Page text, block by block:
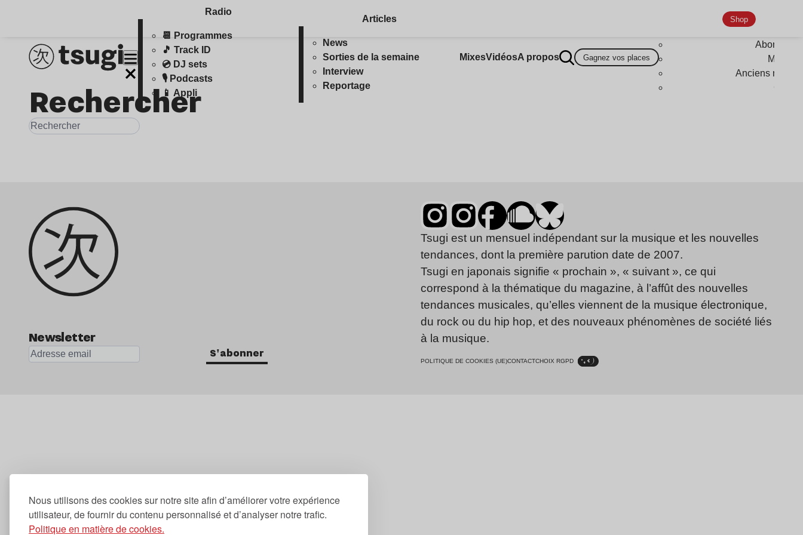
Nous utilisons des cookies sur notre site afin d’améliorer votre expérience
utilisateur, de fournir du contenu personnalisé et d’analyser notre trafic.
Politique en matière de cookies.
Radio
📆 Programmes
🎵 Track ID
💿 DJ sets
🎙️ Podcasts
📱 Appli
Articles
News
Sorties de la semaine
Interview
Reportage
MixesVidéosA propos Gagnez vos places
Shop
Anciens
Rechercher
Newsletter
S'abonner
Tsugi est un mensuel indépendant sur la musique et les nouvelles
tendances, dont la première parution date de 2007.
Tsugi en japonais signifie « prochain », « suivant », ce qui
correspond à la thématique du magazine, à l’affût des nouvelles
tendances musicales, qu’elles viennent de la musique électronique,
du rock ou du hip hop, et des nouveaux phénomènes de société liés
à la musique.
POLITIQUE DE COOKIES (UE)CONTACTCHOIX RGPD